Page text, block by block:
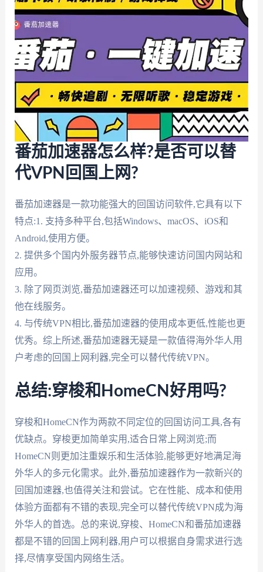
番茄加速器怎么样?是否可以替
代VPN回国上网?
番茄加速器是一款功能强大的回国访问软件,它具有以下
特点:1. 支持多种平台,包括Windows、macOS、iOS和
Android,使用方便。
2. 提供多个国内外服务器节点,能够快速访问国内网站和
应用。
3. 除了网页浏览,番茄加速器还可以加速视频、游戏和其
他在线服务。
4. 与传统VPN相比,番茄加速器的使用成本更低,性能也更
优秀。综上所述,番茄加速器无疑是一款值得海外华人用
户考虑的回国上网利器,完全可以替代传统VPN。
总结:穿梭和HomeCN好用吗?
穿梭和HomeCN作为两款不同定位的回国访问工具,各有
优缺点。穿梭更加简单实用,适合日常上网浏览;而
HomeCN则更加注重娱乐和生活体验,能够更好地满足海
外华人的多元化需求。此外,番茄加速器作为一款新兴的
回国加速器,也值得关注和尝试。它在性能、成本和使用
体验方面都有不错的表现,完全可以替代传统VPN成为海
外华人的首选。总的来说,穿梭、HomeCN和番茄加速器
都是不错的回国上网利器,用户可以根据自身需求进行选
择,尽情享受国内网络生活。